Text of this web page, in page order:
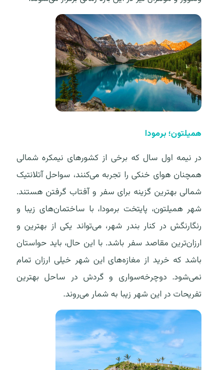
همیلتون؛ برمودا
در نیمه اول سال که برخی از کشورهای نیمکره شمالی
همچنان هوای خنکی را تجربه می‌کنند، سواحل آتلانتیک
شمالی بهترین گزینه برای سفر و آفتاب گرفتن هستند.
شهر همیلتون، پایتخت برمودا، با ساختمان‌های زیبا و
رنگارنگش در کنار بندر شهر، می‌تواند یکی از بهترین و
ارزان‌ترین مقاصد سفر باشد. با این حال، باید حواستان
باشد که خرید از مغازه‌های این شهر خیلی ارزان تمام
نمی‌شود. دوچرخه‌سواری و گردش در ساحل بهترین
تفریحات در این شهر زیبا به شمار می‌روند.